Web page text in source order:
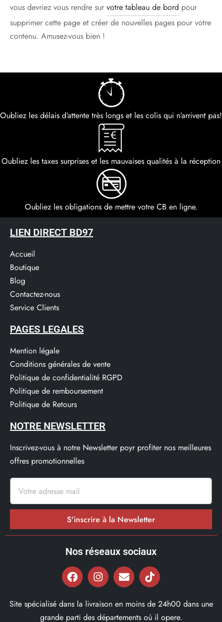
vous devriez vous rendre sur votre tableau de bord pour
supprimer cette page et créer de nouvelles pages pour votre
contenu. Amusez-vous bien !
Oubliez les délais d’attente très longs et les colis qui n’arrivent pas!
Oubliez les taxes surprises et les mauvaises qualités à la réception
Oubliez les obligations de mettre votre CB en ligne.
LIEN DIRECT BD97
Accueil
Boutique
Blog
Contactez-nous
Service Clients​
PAGES LEGALES
Mention légale
Conditions générales de vente
Politique de confidentialité RGPD
Politique de remboursement
Politique de Retours
NOTRE NEWSLETTER
Inscrivez-vous à notre Newsletter poyr profiter nos meilleures
offres promotionnelles
S'inscrire à la Newsletter
Nos réseaux sociaux
Site spécialisé dans la livraison en moins de 24h00 dans une
grande parti des départements où il opere.